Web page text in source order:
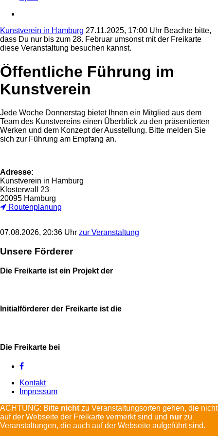
Kunstverein in Hamburg 27.11.2025, 17:00 Uhr Beachte bitte,
dass Du nur bis zum 28. Februar umsonst mit der Freikarte
diese Veranstaltung besuchen kannst.
Öffentliche Führung im
Kunstverein
Jede Woche Donnerstag bietet Ihnen ein Mitglied aus dem
Team des Kunstvereins einen Überblick zu den präsentierten
Werken und dem Konzept der Ausstellung. Bitte melden Sie
sich zur Führung am Empfang an.
Adresse:
Kunstverein in Hamburg
Klosterwall 23
20095 Hamburg
Routenplanung
07.08.2026, 20:36 Uhr zur Veranstaltung
Unsere Förderer
Die Freikarte ist ein Projekt der
Initialförderer der Freikarte ist die
Die Freikarte bei
Kontakt
Impressum
ACHTUNG: Bitte nicht zu Veranstaltungsorten gehen, die nicht
auf der Webseite der Freikarte vermerkt sind und nur zu
Veranstaltungen, die auch auf der Webseite aufgeführt sind.